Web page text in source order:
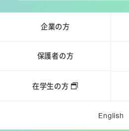
企業の方
保護者の方
在学生の方
English